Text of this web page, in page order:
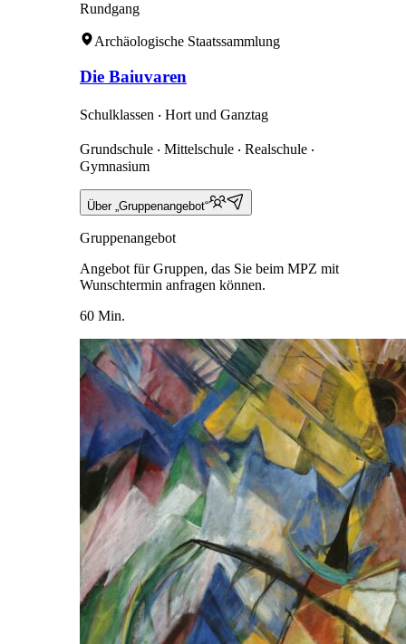
Rundgang
Archäologische Staatssammlung
Die Baiuvaren
Schulklassen ‧ Hort und Ganztag
Grundschule ‧ Mittelschule ‧ Realschule ‧
Gymnasium
Über „Gruppenangebot“
Gruppenangebot
Angebot für Gruppen, das Sie beim MPZ mit
Wunschtermin anfragen können.
60 Min.